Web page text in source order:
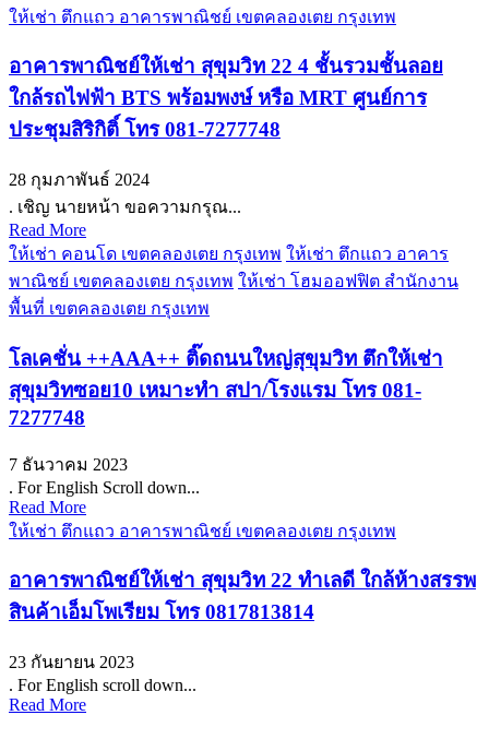
ให้เช่า ตึกแถว อาคารพาณิชย์ เขตคลองเตย กรุงเทพ
อาคารพาณิชย์ให้เช่า สุขุมวิท 22 4 ชั้นรวมชั้นลอย
ใกล้รถไฟฟ้า BTS พร้อมพงษ์ หรือ MRT ศูนย์การ
ประชุมสิริกิติ์ โทร 081-7277748
28 กุมภาพันธ์ 2024
. เชิญ นายหน้า ขอความกรุณ...
Read More
ให้เช่า คอนโด เขตคลองเตย กรุงเทพ ให้เช่า ตึกแถว อาคาร
พาณิชย์ เขตคลองเตย กรุงเทพ ให้เช่า โฮมออฟฟิต สำนักงาน
พื้นที่ เขตคลองเตย กรุงเทพ
โลเคชั่น ++AAA++ ติ๊ดถนนใหญ่สุขุมวิท ตึกให้เช่า
สุขุมวิทซอย10 เหมาะทำ สปา/โรงแรม โทร 081-
7277748
7 ธันวาคม 2023
. For English Scroll down...
Read More
ให้เช่า ตึกแถว อาคารพาณิชย์ เขตคลองเตย กรุงเทพ
อาคารพาณิชย์ให้เช่า สุขุมวิท 22 ทำเลดี ใกล้ห้างสรรพ
สินค้าเอ็มโพเรียม โทร 0817813814
23 กันยายน 2023
. For English scroll down...
Read More